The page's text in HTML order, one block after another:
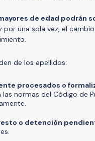
de edad podrán
por una sola vez, el
de los apellidos:
procesados o
normas del Código de
o detención